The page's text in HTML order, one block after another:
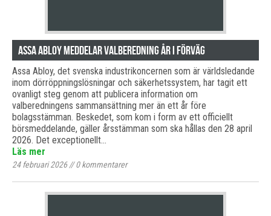
Assa Abloy meddelar valberedning år i förväg
Assa Abloy, det svenska industrikoncernen som är världsledande
inom dörröppningslösningar och säkerhetssystem, har tagit ett
ovanligt steg genom att publicera information om
valberedningens sammansättning mer än ett år före
bolagsstämman. Beskedet, som kom i form av ett officiellt
börsmeddelande, gäller årsstämman som ska hållas den 28 april
2026. Det exceptionellt…
Läs mer
24 februari 2026//0kommentarer